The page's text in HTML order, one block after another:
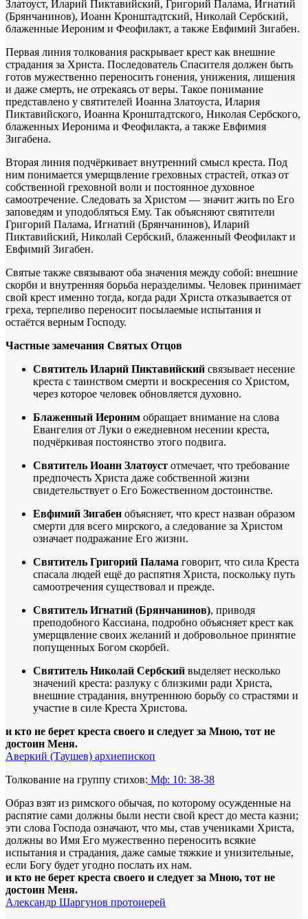
Златоуст, Иларий Пиктавийский, Григорий Палама, Игнатий
(Брянчанинов), Иоанн Кронштадтский, Николай Сербский,
блаженные Иероним и Феофилакт, а также Евфимий Зигабен.
Первая линия толкования раскрывает крест как внешние
страдания за Христа. Последователь Спасителя должен быть
готов мужественно переносить гонения, унижения, лишения
и даже смерть, не отрекаясь от веры. Такое понимание
представлено у святителей Иоанна Златоуста, Илария
Пиктавийского, Иоанна Кронштадтского, Николая Сербского,
блаженных Иеронима и Феофилакта, а также Евфимия
Зигабена.
Вторая линия подчёркивает внутренний смысл креста. Под
ним понимается умерщвление греховных страстей, отказ от
собственной греховной воли и постоянное духовное
самоотречение. Следовать за Христом — значит жить по Его
заповедям и уподобляться Ему. Так объясняют святители
Григорий Палама, Игнатий (Брянчанинов), Иларий
Пиктавийский, Николай Сербский, блаженный Феофилакт и
Евфимий Зигабен.
Святые также связывают оба значения между собой: внешние
скорби и внутренняя борьба неразделимы. Человек принимает
свой крест именно тогда, когда ради Христа отказывается от
греха, терпеливо переносит посылаемые испытания и
остаётся верным Господу.
Частные замечания Святых Отцов
Святитель Иларий Пиктавийский связывает несение
креста с таинством смерти и воскресения со Христом,
через которое человек обновляется духовно.
Блаженный Иероним обращает внимание на слова
Евангелия от Луки о ежедневном несении креста,
подчёркивая постоянство этого подвига.
Святитель Иоанн Златоуст отмечает, что требование
предпочесть Христа даже собственной жизни
свидетельствует о Его Божественном достоинстве.
Евфимий Зигабен объясняет, что крест назван образом
смерти для всего мирского, а следование за Христом
означает подражание Его жизни.
Святитель Григорий Палама говорит, что сила Креста
спасала людей ещё до распятия Христа, поскольку путь
самоотречения существовал и прежде.
Святитель Игнатий (Брянчанинов), приводя
преподобного Кассиана, подробно объясняет крест как
умерщвление своих желаний и добровольное принятие
попущенных Богом скорбей.
Святитель Николай Сербский выделяет несколько
значений креста: разлуку с близкими ради Христа,
внешние страдания, внутреннюю борьбу со страстями и
участие в силе Креста Христова.
и кто не берет креста своего и следует за Мною, тот не
достоин Меня.
Аверкий (Таушев) архиепископ
Толкование на группу стихов: Мф: 10: 38-38
Образ взят из римского обычая, по которому осужденные на
распятие сами должны были нести свой крест до места казни;
эти слова Господа означают, что мы, став учениками Христа,
должны во Имя Его мужественно переносить всякие
испытания и страдания, даже самые тяжкие и унизительные,
если Богу будет угодно послать их нам.
и кто не берет креста своего и следует за Мною, тот не
достоин Меня.
Александр Шаргунов протоиерей